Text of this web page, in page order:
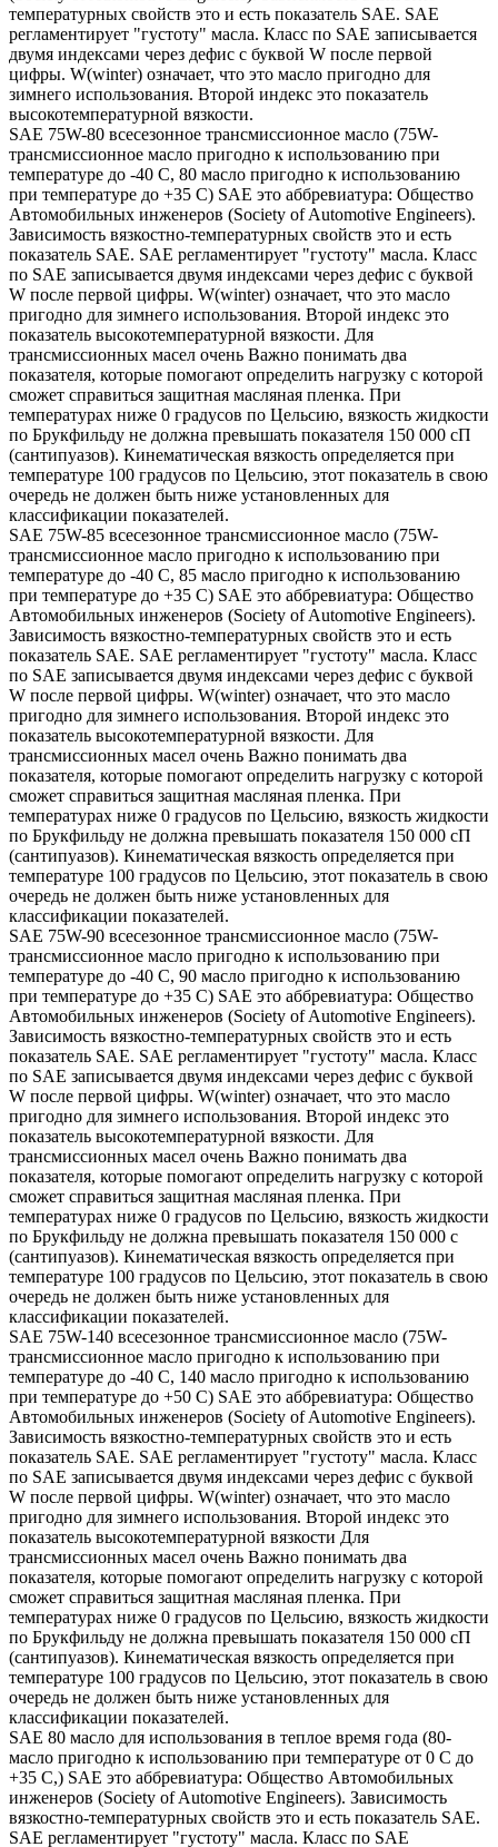
температурных свойств это и есть показатель SAE. SAE
регламентирует "густоту" масла. Класс по SAE записывается
двумя индексами через дефис с буквой W после первой
цифры. W(winter) означает, что это масло пригодно для
зимнего использования. Второй индекс это показатель
высокотемпературной вязкости.
SAE 75W-80 всесезонное трансмиссионное масло (75W-
трансмиссионное масло пригодно к использованию при
температуре до -40 С, 80 масло пригодно к использованию
при температуре до +35 С) SAE это аббревиатура: Общество
Автомобильных инженеров (Society of Automotive Engineers).
Зависимость вязкостно-температурных свойств это и есть
показатель SAE. SAE регламентирует "густоту" масла. Класс
по SAE записывается двумя индексами через дефис с буквой
W после первой цифры. W(winter) означает, что это масло
пригодно для зимнего использования. Второй индекс это
показатель высокотемпературной вязкости. Для
трансмиссионных масел очень Важно понимать два
показателя, которые помогают определить нагрузку с которой
сможет справиться защитная масляная пленка. При
температурах ниже 0 градусов по Цельсию, вязкость жидкости
по Брукфильду не должна превышать показателя 150 000 сП
(сантипуазов). Кинематическая вязкость определяется при
температуре 100 градусов по Цельсию, этот показатель в свою
очередь не должен быть ниже установленных для
классификации показателей.
SAE 75W-85 всесезонное трансмиссионное масло (75W-
трансмиссионное масло пригодно к использованию при
температуре до -40 С, 85 масло пригодно к использованию
при температуре до +35 С) SAE это аббревиатура: Общество
Автомобильных инженеров (Society of Automotive Engineers).
Зависимость вязкостно-температурных свойств это и есть
показатель SAE. SAE регламентирует "густоту" масла. Класс
по SAE записывается двумя индексами через дефис с буквой
W после первой цифры. W(winter) означает, что это масло
пригодно для зимнего использования. Второй индекс это
показатель высокотемпературной вязкости. Для
трансмиссионных масел очень Важно понимать два
показателя, которые помогают определить нагрузку с которой
сможет справиться защитная масляная пленка. При
температурах ниже 0 градусов по Цельсию, вязкость жидкости
по Брукфильду не должна превышать показателя 150 000 сП
(сантипуазов). Кинематическая вязкость определяется при
температуре 100 градусов по Цельсию, этот показатель в свою
очередь не должен быть ниже установленных для
классификации показателей.
SAE 75W-90 всесезонное трансмиссионное масло (75W-
трансмиссионное масло пригодно к использованию при
температуре до -40 С, 90 масло пригодно к использованию
при температуре до +35 С) SAE это аббревиатура: Общество
Автомобильных инженеров (Society of Automotive Engineers).
Зависимость вязкостно-температурных свойств это и есть
показатель SAE. SAE регламентирует "густоту" масла. Класс
по SAE записывается двумя индексами через дефис с буквой
W после первой цифры. W(winter) означает, что это масло
пригодно для зимнего использования. Второй индекс это
показатель высокотемпературной вязкости. Для
трансмиссионных масел очень Важно понимать два
показателя, которые помогают определить нагрузку с которой
сможет справиться защитная масляная пленка. При
температурах ниже 0 градусов по Цельсию, вязкость жидкости
по Брукфильду не должна превышать показателя 150 000 с
(сантипуазов). Кинематическая вязкость определяется при
температуре 100 градусов по Цельсию, этот показатель в свою
очередь не должен быть ниже установленных для
классификации показателей.
SAE 75W-140 всесезонное трансмиссионное масло (75W-
трансмиссионное масло пригодно к использованию при
температуре до -40 С, 140 масло пригодно к использованию
при температуре до +50 С) SAE это аббревиатура: Общество
Автомобильных инженеров (Society of Automotive Engineers).
Зависимость вязкостно-температурных свойств это и есть
показатель SAE. SAE регламентирует "густоту" масла. Класс
по SAE записывается двумя индексами через дефис с буквой
W после первой цифры. W(winter) означает, что это масло
пригодно для зимнего использования. Второй индекс это
показатель высокотемпературной вязкости Для
трансмиссионных масел очень Важно понимать два
показателя, которые помогают определить нагрузку с которой
сможет справиться защитная масляная пленка. При
температурах ниже 0 градусов по Цельсию, вязкость жидкости
по Брукфильду не должна превышать показателя 150 000 сП
(сантипуазов). Кинематическая вязкость определяется при
температуре 100 градусов по Цельсию, этот показатель в свою
очередь не должен быть ниже установленных для
классификации показателей.
SAE 80 масло для использования в теплое время года (80-
масло пригодно к использованию при температуре от 0 С до
+35 С,) SAE это аббревиатура: Общество Автомобильных
инженеров (Society of Automotive Engineers). Зависимость
вязкостно-температурных свойств это и есть показатель SAE.
SAE регламентирует "густоту" масла. Класс по SAE